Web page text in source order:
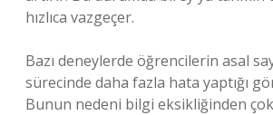
hızlıca vazgeçer.
Bazı deneylerde öğrencilerin asal
sürecinde daha fazla hata yaptığı
Bunun nedeni bilgi eksikliğinden